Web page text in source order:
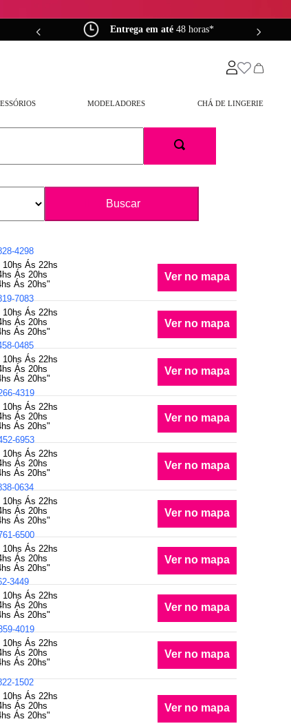
Entrega em até 48 horas*
MODELADORES CHÁ DE LINGERIE
4298
Ás 22hs
Ás 20hs
Ás 20hs"
Ver no mapa
7083
Ás 22hs
Ás 20hs
Ás 20hs"
Ver no mapa
0485
Ás 22hs
Ás 20hs
Ás 20hs"
Ver no mapa
4319
Ás 22hs
Ás 20hs
Ás 20hs"
Ver no mapa
6953
Ás 22hs
Ás 20hs
Ás 20hs"
Ver no mapa
0634
Ás 22hs
Ás 20hs
Ás 20hs"
Ver no mapa
6500
Ás 22hs
Ás 20hs
Ás 20hs"
Ver no mapa
3449
Ás 22hs
Ás 20hs
Ás 20hs"
Ver no mapa
4019
Ás 22hs
Ás 20hs
Ás 20hs"
Ver no mapa
1502
Ás 22hs
Ás 20hs
Ás 20hs"
Ver no mapa